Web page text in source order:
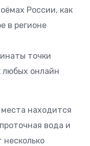
России, как
в регионе
точки
любых онлайн
находится
вода и
несколько